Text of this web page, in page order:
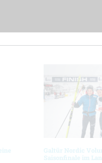
Galtür Nordic
Saisonfinale im